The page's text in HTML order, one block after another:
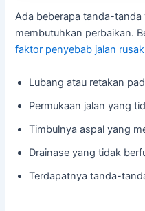
Ada beberapa tanda-
membutuhkan perbaikan.
faktor penyebab jalan rusak
Lubang atau retakan
Permukaan jalan yang
Timbulnya aspal yang
Drainase yang tidak
Terdapatnya tanda-